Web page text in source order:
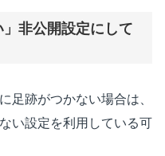
非公開設定にして
足跡がつかない場合は、
い設定を利用している可